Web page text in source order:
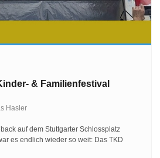
& Familienfestival
Hasler
auf dem Stuttgarter Schlossplatz
es endlich wieder so weit: Das TKD